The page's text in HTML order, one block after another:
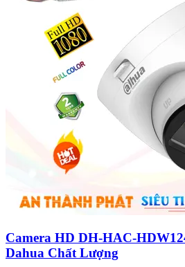
Camera HD DH-HAC-
Dahua Chất Lượng